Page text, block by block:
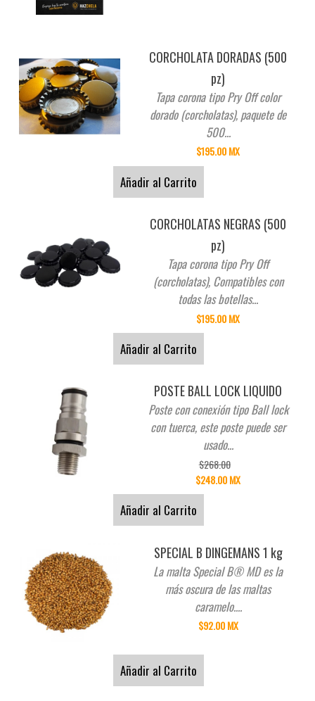
CORCHOLATA DORADAS (500
pz)
Tapa corona tipo Pry Off color
dorado (corcholatas), paquete de
500...
$195.00 MX
Añadir al Carrito
CORCHOLATAS NEGRAS (500
pz)
Tapa corona tipo Pry Off
(corcholatas), Compatibles con
todas las botellas...
$195.00 MX
Añadir al Carrito
POSTE BALL LOCK LIQUIDO
Poste con conexión tipo Ball lock
con tuerca, este poste puede ser
usado...
$268.00
$248.00 MX
Añadir al Carrito
SPECIAL B DINGEMANS 1 kg
La malta Special B® MD es la
más oscura de las maltas
caramelo....
$92.00 MX
Añadir al Carrito